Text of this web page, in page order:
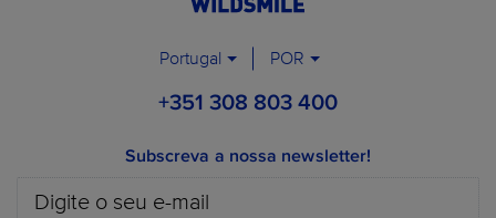
Portugal POR
+351 308 803 400
Subscreva a nossa newsletter!